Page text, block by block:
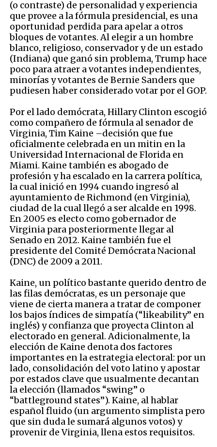
(o contraste) de personalidad y experiencia
que provee a la fórmula presidencial, es una
oportunidad perdida para apelar a otros
bloques de votantes. Al elegir a un hombre
blanco, religioso, conservador y de un estado
(Indiana) que ganó sin problema, Trump hace
poco para atraer a votantes independientes,
minorías y votantes de Bernie Sanders que
pudiesen haber considerado votar por el GOP.
Por el lado demócrata, Hillary Clinton escogió
como compañero de fórmula al senador de
Virginia, Tim Kaine –decisión que fue
oficialmente celebrada en un mitin en la
Universidad Internacional de Florida en
Miami. Kaine también es abogado de
profesión y ha escalado en la carrera política,
la cual inició en 1994 cuando ingresó al
ayuntamiento de Richmond (en Virginia),
ciudad de la cual llegó a ser alcalde en 1998.
En 2005 es electo como gobernador de
Virginia para posteriormente llegar al
Senado en 2012. Kaine también fue el
presidente del Comité Demócrata Nacional
(DNC) de 2009 a 2011.
Kaine, un político bastante querido dentro de
las filas demócratas, es un personaje que
viene de cierta manera a tratar de componer
los bajos índices de simpatía (“likeability” en
inglés) y confianza que proyecta Clinton al
electorado en general. Adicionalmente, la
elección de Kaine denota dos factores
importantes en la estrategia electoral: por un
lado, consolidación del voto latino y apostar
por estados clave que usualmente decantan
la elección (llamados “swing” o
“battleground states”). Kaine, al hablar
español fluido (un argumento simplista pero
que sin duda le sumará algunos votos) y
provenir de Virginia, llena estos requisitos.